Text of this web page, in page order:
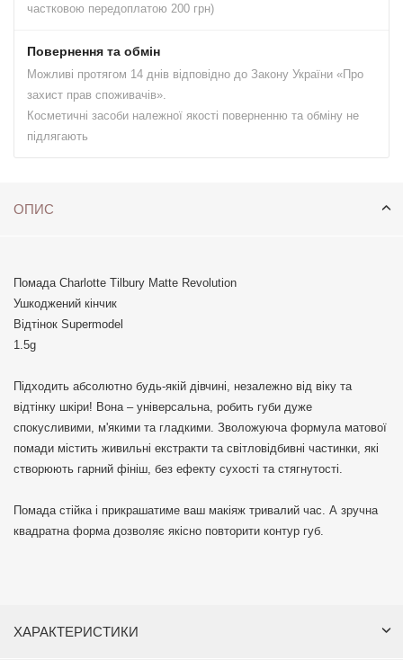
частковою передоплатою 200 грн)
Повернення та обмін
Можливі протягом 14 днів відповідно до Закону України «Про
захист прав споживачів».
Косметичні засоби належної якості поверненню та обміну не
підлягають
ОПИС
Помада Charlotte Tilbury Matte Revolution
Ушкоджений кінчик
Відтінок Supermodel
1.5g
Підходить абсолютно будь-якій дівчині, незалежно від віку та
відтінку шкіри! Вона – універсальна, робить губи дуже
спокусливими, м'якими та гладкими. Зволожуюча формула матової
помади містить живильні екстракти та світловідбивні частинки, які
створюють гарний фініш, без ефекту сухості та стягнутості.
Помада стійка і прикрашатиме ваш макіяж тривалий час. А зручна
квадратна форма дозволяє якісно повторити контур губ.
ХАРАКТЕРИСТИКИ